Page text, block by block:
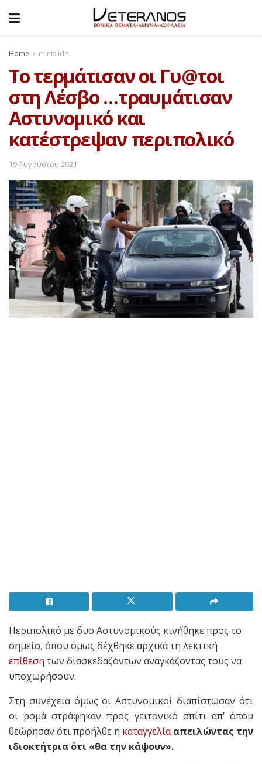
Home minislide
To τερμάτισαν οι Γυ@τοι
στη Λέσβο …τραυμάτισαν
Αστυνομικό και
κατέστρεψαν περιπολικό
19 Αυγούστου 2021
Περιπολικό με δυο Αστυνομικούς κινήθηκε προς το
σημείο, όπου όμως δέχθηκε αρχικά τη λεκτική
επίθεση των διασκεδαζόντων αναγκάζοντας τους να
υποχωρήσουν.
Στη συνέχεια όμως οι Αστυνομικοί διαπίστωσαν ότι
οι ρομά στράφηκαν προς γειτονικό σπίτι απ’ όπου
θεώρησαν ότι προήλθε η καταγγελία απειλώντας την
ιδιοκτήτρια ότι «θα την κάψουν».